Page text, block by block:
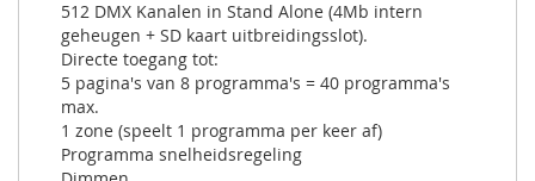
512 DMX Kanalen in Stand Alone (4Mb intern
geheugen + SD kaart uitbreidingsslot).
Directe toegang tot:
5 pagina's van 8 programma's = 40 programma's
max.
1 zone (speelt 1 programma per keer af)
Programma snelheidsregeling